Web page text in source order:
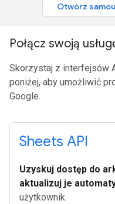
Otwórz
Połącz swoją
Skorzystaj z interfejsów
poniżej, aby umożliwić
Google.
Sheets API
Uzyskuj dostęp do
aktualizuj je
użytkownik.